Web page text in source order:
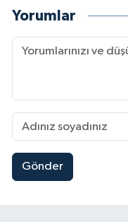
Yorumlar
Gönder